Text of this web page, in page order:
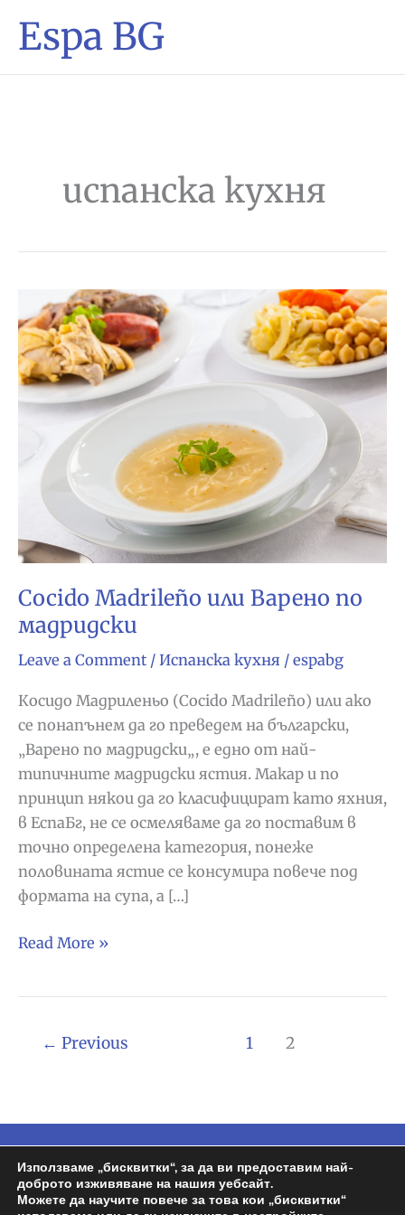
Espa BG
испанска кухня
Cocido Madrileño или Варено по
мадридски
Leave a Comment / Испанска кухня / espabg
Косидо Мадриленьо (Cocido Madrileño) или ако
се понапънем да го преведем на български,
„Варено по мадридски„, е едно от най-
типичните мадридски ястия. Макар и по
принцип някои да го класифицират като яхния,
в ЕспаБг, не се осмеляваме да го поставим в
точно определена категория, понеже
половината ястие се консумира повече под
формата на супа, а […]
Cocido
Read More »
← Previous 1 2
Copyright © 2026 Espa BG | Задвижван от
Wordpress | Design byРосен
Използваме „бисквитки“, за да ви предоставим най-
доброто изживяване на нашия уебсайт.
Можете да научите повече за това кои „бисквитки“